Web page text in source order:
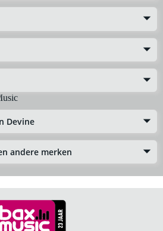
Devine
andere merken